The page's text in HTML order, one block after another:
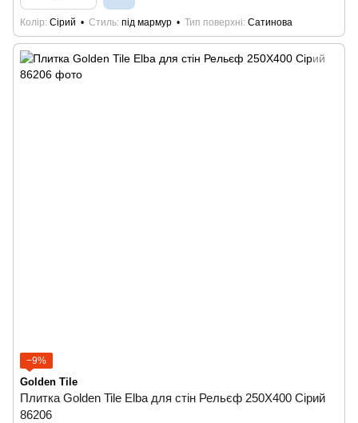
Колір Сірий Стиль під мармур Тип поверхні Сатинова
−9%
Golden Tile
Плитка Golden Tile Elba для стін Рельєф 250X400 Сірий
86206